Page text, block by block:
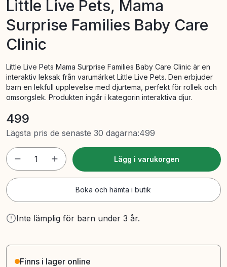
Little Live Pets, Mama
Surprise Families Baby Care
Clinic
Little Live Pets Mama Surprise Families Baby Care Clinic är en
interaktiv leksak från varumärket Little Live Pets. Den erbjuder
barn en lekfull upplevelse med djurtema, perfekt för rollek och
omsorgslek. Produkten ingår i kategorin interaktiva djur.
499
Lägsta pris de senaste 30 dagarna:499
1 Lägg i varukorgen
Boka och hämta i butik
Inte lämplig för barn under 3 år.
Finns i lager online